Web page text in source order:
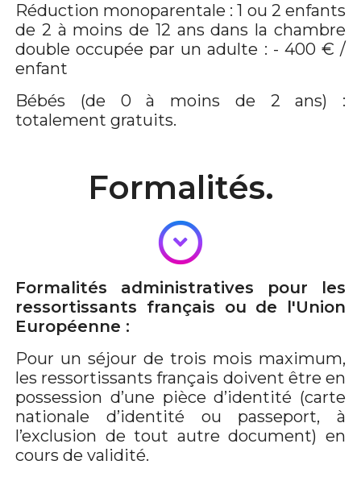
Réduction monoparentale : 1 ou 2 enfants
de 2 à moins de 12 ans dans la chambre
double occupée par un adulte : - 400 € /
enfant
Bébés (de 0 à moins de 2 ans) :
totalement gratuits.
Formalités.
Formalités administratives pour les
ressortissants français ou de l'Union
Européenne :
Pour un séjour de trois mois maximum,
les ressortissants français doivent être en
possession d’une pièce d’identité (carte
nationale d’identité ou passeport, à
l’exclusion de tout autre document) en
cours de validité.